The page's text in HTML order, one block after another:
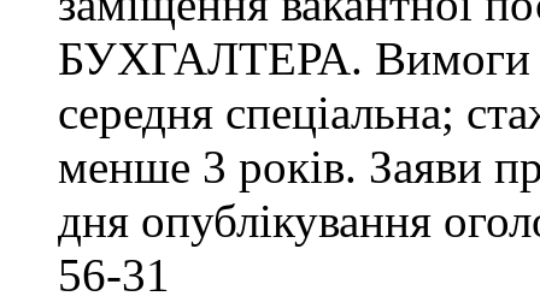
БУХГАЛТЕРА. Вимоги
середня спеціальна;
менше 3 років. Заяви
дня опублікування
56-31